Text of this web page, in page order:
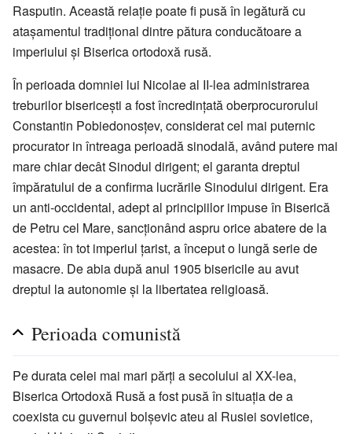
Rasputin. Această relaţie poate fi pusă în legătură cu
ataşamentul tradiţional dintre pătura conducătoare a
imperiului şi Biserica ortodoxă rusă.
În perioada domniei lui Nicolae al II-lea administrarea
treburilor bisericeşti a fost încredinţată oberprocurorului
Constantin Pobiedonosţev, considerat cel mai puternic
procurator in întreaga perioadă sinodală, având putere mai
mare chiar decât Sinodul dirigent; el garanta dreptul
împăratului de a confirma lucrările Sinodului dirigent. Era
un anti-occidental, adept al principiilor impuse în Biserică
de Petru cel Mare, sancţionând aspru orice abatere de la
acestea: în tot imperiul ţarist, a început o lungă serie de
masacre. De abia după anul 1905 bisericile au avut
dreptul la autonomie şi la libertatea religioasă.
Perioada comunistă
Pe durata celei mai mari părţi a secolului al XX-lea,
Biserica Ortodoxă Rusă a fost pusă în situaţia de a
coexista cu guvernul bolşevic ateu al Rusiei sovietice,